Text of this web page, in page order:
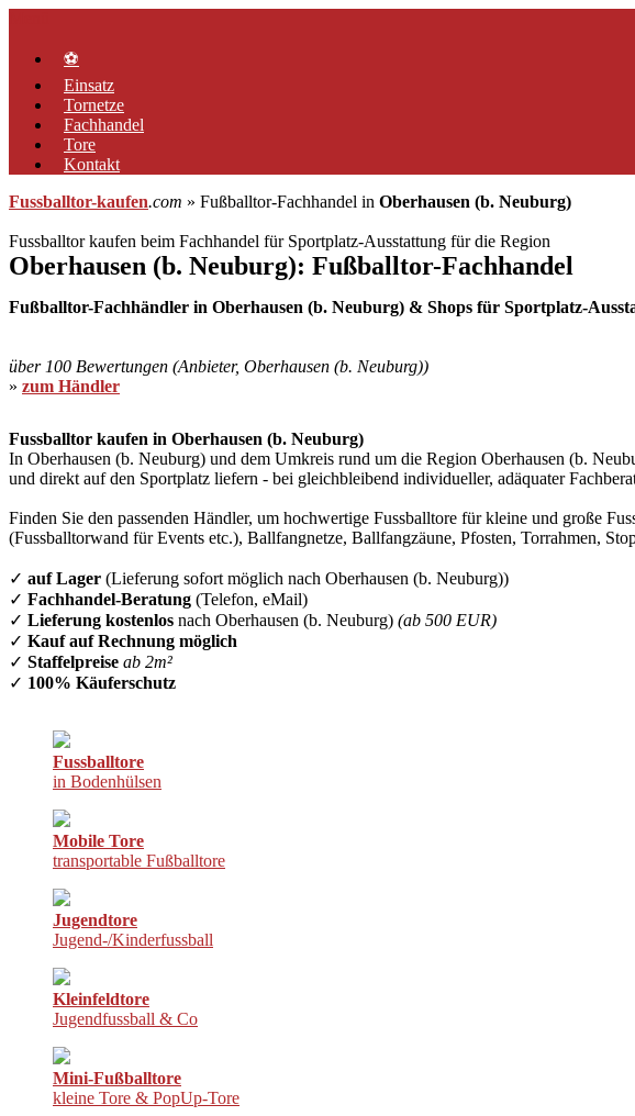
springen⚽
Einsatz
Tornetze
Fachhandel
Tore
Kontakt
Fussballtor-kaufen.com » Fußballtor-Fachhandel in Oberhausen (b. Neuburg)
Fussballtor kaufen beim Fachhandel für Sportplatz-Ausstattung für die Region
Oberhausen (b. Neuburg): Fußballtor-Fachhandel
Fußballtor-Fachhändler in Oberhausen (b. Neuburg) & Shops für Sportplatz-
über 100 Bewertungen (Anbieter, Oberhausen (b. Neuburg))
» zum Händler
Fussballtor kaufen in Oberhausen (b. Neuburg)
In Oberhausen (b. Neuburg) und dem Umkreis rund um die Region Oberhausen (b.
und direkt auf den Sportplatz liefern - bei gleichbleibend individueller, adäquater
Finden Sie den passenden Händler, um hochwertige Fussballtore für kleine und große
(Fussballtorwand für Events etc.), Ballfangnetze, Ballfangzäune, Pfosten, Torrahmen,
✓ auf Lager (Lieferung sofort möglich nach Oberhausen (b. Neuburg))
✓ Fachhandel-Beratung (Telefon, eMail)
✓ Lieferung kostenlos nach Oberhausen (b. Neuburg) (ab 500 EUR)
✓ Kauf auf Rechnung möglich
✓ Staffelpreise ab 2m²
✓ 100% Käuferschutz
Fussballtore
in Bodenhülsen
Mobile Tore
transportable Fußballtore
Jugendtore
Jugend-/Kinderfussball
Kleinfeldtore
Jugendfussball & Co
Mini-Fußballtore
kleine Tore & PopUp-Tore